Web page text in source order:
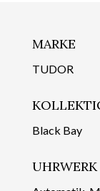
MARKE
TUDOR
Black Bay
UHRWERK